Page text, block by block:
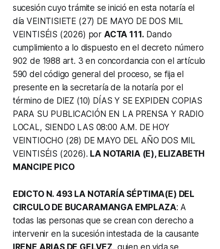
sucesión cuyo trámite se inició en esta notaría el
día VEINTISIETE (27) DE MAYO DE DOS MIL
VEINTISÉIS (2026) por ACTA 111. Dando
cumplimiento a lo dispuesto en el decreto número
902 de 1988 art. 3 en concordancia con el artículo
590 del código general del proceso, se fija el
presente en la secretaría de la notaría por el
término de DIEZ (10) DÍAS Y SE EXPIDEN COPIAS
PARA SU PUBLICACIÓN EN LA PRENSA Y RADIO
LOCAL, SIENDO LAS 08:00 A.M. DE HOY
VEINTIOCHO (28) DE MAYO DEL AÑO DOS MIL
VEINTISÉIS (2026). LA NOTARIA (E), ELIZABETH
MANCIPE PICO
EDICTO N. 493 LA NOTARÍA SÉPTIMA(E) DEL
CIRCULO DE BUCARAMANGA EMPLAZA: A
todas las personas que se crean con derecho a
intervenir en la sucesión intestada de la causante
IRENE ARIAS DE GELVEZ, quien en vida se